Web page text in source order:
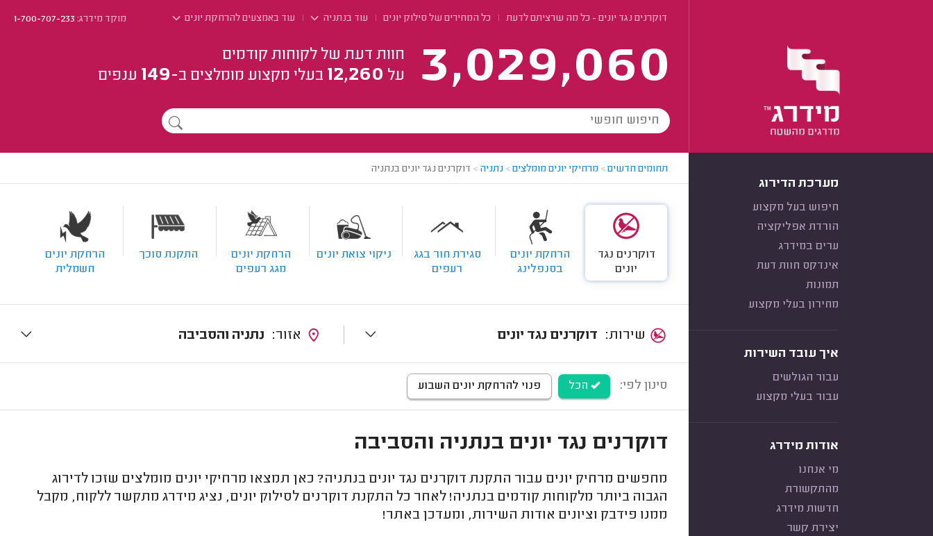
דוקרנים נגד יונים - כל מה שרציתם לדעת כל המחירים של סילוק יונים עוד בנתניה עוד באמצעים להרחקת יונים מוקד מידרג:1-700-707-233
3,029,060
חוות דעת של לקוחות קודמים
על 12,260 בעלי מקצוע מומלצים ב-149 ענפים
מערכת הדירוג
חיפוש בעל מקצוע
הורדת אפליקציה
ערים במידרג
אינדקס חוות דעת
תמונות
מחירון בעלי מקצוע
איך עובד השירות
עבור הגולשים
עבור בעלי מקצוע
אודות מידרג
מי אנחנו
מהתקשורת
חדשות מידרג
יצירת קשר
תחומים חדשים> מרחיקי יונים מומלצים> נתניה > דוקרנים נגד יונים בנתניה
דוקרנים נגד
יונים
הרחקת יונים
בסנפלינג
סגירת חור בגג
רעפים
ניקוי צואת יונים
הרחקת יונים
מגג רעפים
התקנת סוכך
הרחקת יונים
חשמלית
דוקרנים נגד יונים נתניה והסביבה
סינון לפי: הכל פנוי להרחקת יונים השבוע
דוקרנים נגד יונים בנתניה והסביבה
מחפשים מרחיק יונים עבור התקנת דוקרנים נגד יונים בנתניה? כאן תמצאו מרחיקי יונים מומלצים שזכו לדירוג
הגבוה ביותר מלקוחות קודמים בנתניה! לאחר כל התקנת דוקרנים לסילוק יונים, נציג מידרג מתקשר ללקוח, מקבל
ממנו פידבק וציונים אודות השירות, ומעדכן באתר!